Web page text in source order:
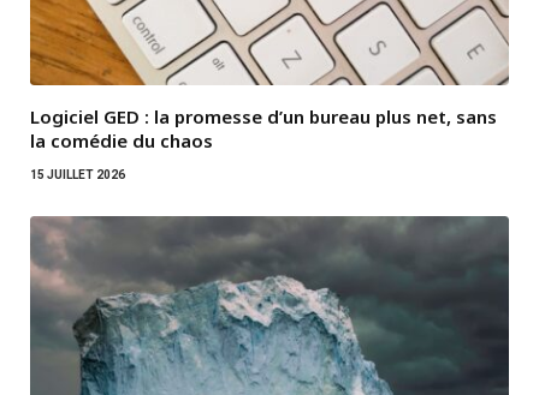
Logiciel GED : la promesse d’un bureau plus net, sans
la comédie du chaos
15 JUILLET 2026